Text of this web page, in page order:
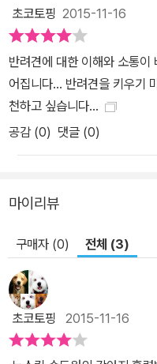
이 뉴스킷 양육 철학의 핵심
뉴스킷의 강아지 양육법은 더
며 개를 사랑하는 많은 사람
스킷의 수도사들이 어떻게
왔는지에 대해 이야기한다. 앞서지도 뒤처지지도 않고 강아지와 보폭
을 맞출 때, 우리는 강아지와 친구가 될
고 멋진 개로 만드는 그런 거
교육시키는 목적은 그저 개
다. 강아지와 일상을 함께 하
는 법을 가르쳐야 한다. 뉴스
생활에 쉽게 녹아들 수 있는
통해 강아지는 바로 여러분의
을 함께 보낼 수 있는 진정한 친구가 될 수
사려 깊은 소통의 중요성은 뉴
초코토핑 2015-11-16
반려견에 대한 이해와 소통이
어집니다... 반려견을 키우기
천하고 싶습니다...
공감 (0) 댓글 (0)
마이리뷰
구매자 (0) 전체 (3)
초코토핑 2015-11-16